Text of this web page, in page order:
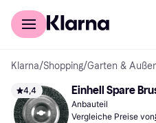
Für Shopper
Klarna/Shopping/Garten &
4,4 Einhell Spare
Anbauteil
Vergleiche Preise von